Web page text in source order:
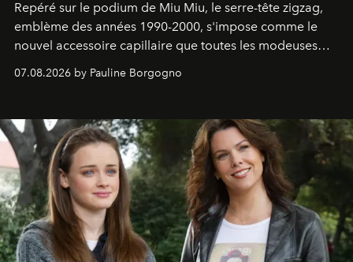
Repéré sur le podium de Miu Miu, le serre-tête zigzag,
emblème des années 1990-2000, s'impose comme le
nouvel accessoire capillaire que toutes les modeuses
s'arrachent déjà.
07.08.2026 by Pauline Borgogno